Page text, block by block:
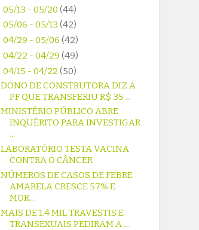
05/13 - 05/20 (44)
05/06 - 05/13 (42)
04/29 - 05/06 (42)
04/22 - 04/29 (49)
04/15 - 04/22 (50)
DONO DE CONSTRUTORA DIZ A
PF QUE TRANSFERIU R$ 35 ...
MINISTÉRIO PÚBLICO ABRE
INQUÉRITO PARA INVESTIGAR
...
LABORATÓRIO TESTA VACINA
CONTRA O CÂNCER
NÚMEROS DE CASOS DE FEBRE
AMARELA CRESCE 57% E
MOR...
MAIS DE 1.4 MIL TRAVESTIS E
TRANSEXUAIS PEDIRAM A ...